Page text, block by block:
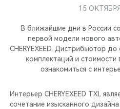
КРОССОВЕРЫ
СЕДАНЫ
НОВИНКИ
КРЕДИТ И СТРАХОВАНИЕ
ЗАПЧАСТИ И АКСЕССУАРЫ
ПОДДЕРЖКА
О БРЕНДЕ
CHERY В СОЦСЕТЯХ
КРЕДИТ
МЫ В СОЦСЕТЯХ
15
В ближайшие дни в России
первой модели нового
CHERYEXEED. Дистрибьютор
комплектаций и стоимости
ознакомиться с
Интерьер CHERYEXEED TXL
сочетание изысканного